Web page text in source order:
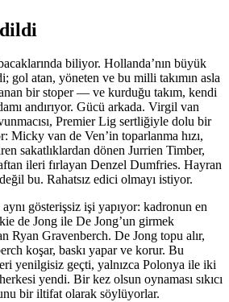
biliyor. Hollanda’nın büyük
gol atan, yöneten ve bu milli takımın asla
bir stoper — ve kurduğu takım, kendi
andırıyor. Gücü arkada. Virgil van
Premier Lig sertliğiyle dolu bir
Micky van de Ven’in toparlanma hızı,
sakatlıklardan dönen Jurrien Timber,
ileri fırlayan Denzel Dumfries. Hayran
bu. Rahatsız edici olmayı istiyor.
gösterişsiz işi yapıyor: kadronun en
de Jong ile De Jong’un girmek
Ryan Gravenberch. De Jong topu alır,
koşar, baskı yapar ve korur. Bu
yenilgisiz geçti, yalnızca Polonya ile iki
yendi. Bir kez olsun oynaması sıkıcı
bir iltifat olarak söylüyorlar.